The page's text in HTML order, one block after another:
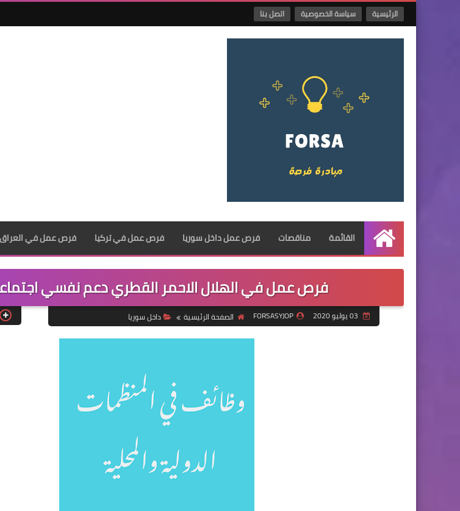
الرئيسية سياسة الخصوصية اتصل بنا
الرئيسية
القائمة مناقصات فرص عمل داخل سوريا فرص عمل في تركيا فرص عمل في العراق
فرص عمل في الهلال الاحمر القطري دعم نفسي
FORSASYJOP الصفحة الرئيسية داخل سوريا